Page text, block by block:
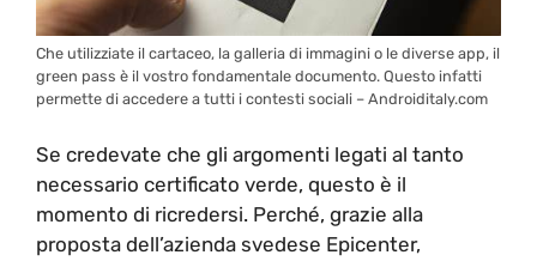
Che utilizziate il cartaceo, la galleria di immagini o le diverse app, il
green pass è il vostro fondamentale documento. Questo infatti
permette di accedere a tutti i contesti sociali – Androiditaly.com
Se credevate che gli argomenti legati al tanto
necessario certificato verde, questo è il
momento di ricredersi. Perché, grazie alla
proposta dell’azienda svedese Epicenter,